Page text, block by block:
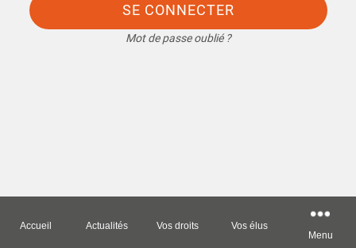
SE CONNECTER
Mot de passe oublié ?
Accueil Actualités Vos droits
Vos élus
Menu